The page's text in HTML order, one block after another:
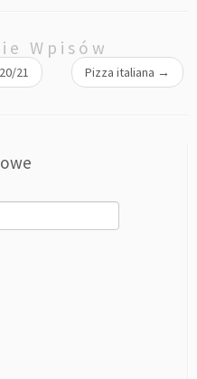
Wpisów
21 Pizza italiana →